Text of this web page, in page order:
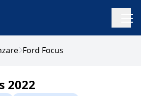
Ford Focus
2022